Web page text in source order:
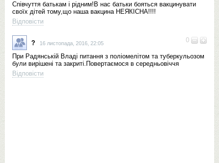
Співчуття батькам і рідним!В нас батьки бояться вакцинувати
своїх дітей тому,що наша вакцина НЕЯКІСНА!!!!
Відповісти
0
? 16 листопада, 2016, 22:05
При Радянській Владі питання з поліомелітом та туберкульозом
були вирішені та закриті.Повертаємося в середньовіччя
Відповісти